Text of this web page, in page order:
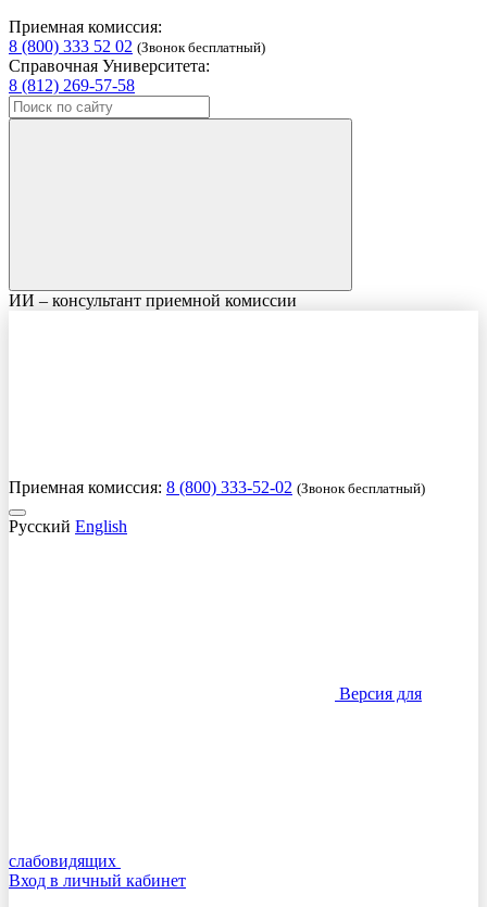
Приемная комиссия:
8 (800) 333 52 02 (Звонок бесплатный)
Справочная Университета:
8 (812) 269-57-58
ИИ – консультант приемной комиссии
Приемная комиссия: 8 (800) 333-52-02 (Звонок бесплатный)
Русский English
Версия для
слабовидящих
Вход в личный кабинет